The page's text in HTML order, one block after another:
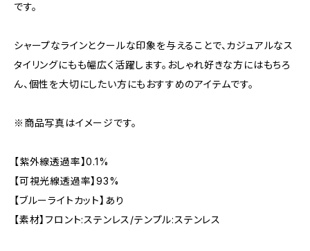
です。
シャープなラインとクールな印象を与えることで、カジュアルなス
タイリングにもも幅広く活躍します。おしゃれ好きな方にはもちろ
ん、個性を大切にしたい方にもおすすめのアイテムです。
※商品写真はイメージです。
【紫外線透過率】0.1%
【可視光線透過率】93%
【ブルーライトカット】あり
【素材】フロント:ステンレス/テンプル:ステンレス